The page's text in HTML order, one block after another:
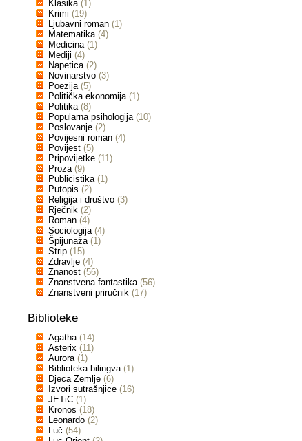
Klasika (1)
Krimi (19)
Ljubavni roman (1)
Matematika (4)
Medicina (1)
Mediji (4)
Napetica (2)
Novinarstvo (3)
Poezija (5)
Politička ekonomija (1)
Politika (8)
Popularna psihologija (10)
Poslovanje (2)
Povijesni roman (4)
Povijest (5)
Pripovijetke (11)
Proza (9)
Publicistika (1)
Putopis (2)
Religija i društvo (3)
Rječnik (2)
Roman (4)
Sociologija (4)
Špijunaža (1)
Strip (15)
Zdravlje (4)
Znanost (56)
Znanstvena fantastika (56)
Znanstveni priručnik (17)
Biblioteke
Agatha (14)
Asterix (11)
Aurora (1)
Biblioteka bilingva (1)
Djeca Zemlje (6)
Izvori sutrašnjice (16)
JETiC (1)
Kronos (18)
Leonardo (2)
Luč (54)